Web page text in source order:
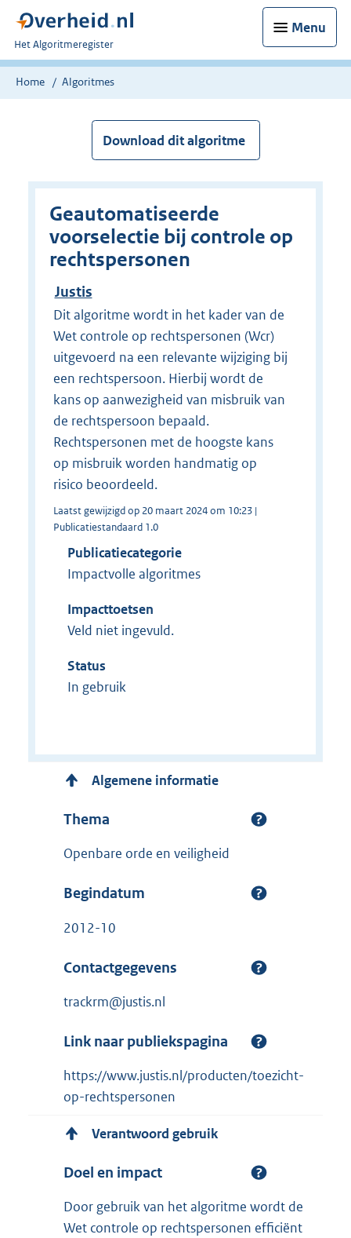
Menu
U
bent
nu
Het Algoritmeregister
Home Algoritmes
Download dit algoritme
Geautomatiseerde
voorselectie bij controle op
rechtspersonen
Justis
Dit algoritme wordt in het kader van de
Wet controle op rechtspersonen (Wcr)
uitgevoerd na een relevante wijziging bij
een rechtspersoon. Hierbij wordt de
kans op aanwezigheid van misbruik van
de rechtspersoon bepaald.
Rechtspersonen met de hoogste kans
op misbruik worden handmatig op
risico beoordeeld.
Laatst gewijzigd op 20 maart 2024 om 10:23 |
Publicatiestandaard 1.0
Publicatiecategorie
Impactvolle algoritmes
Impacttoetsen
Veld niet ingevuld.
Status
In gebruik
Algemene informatie
Thema
Openbare orde en veiligheid
Begindatum
2012-10
Contactgegevens
trackrm@justis.nl
Link naar publiekspagina
https://www.justis.nl/producten/toezicht-
op-rechtspersonen
Verantwoord gebruik
Doel en impact
Door gebruik van het algoritme wordt de
Wet controle op rechtspersonen efficiënt